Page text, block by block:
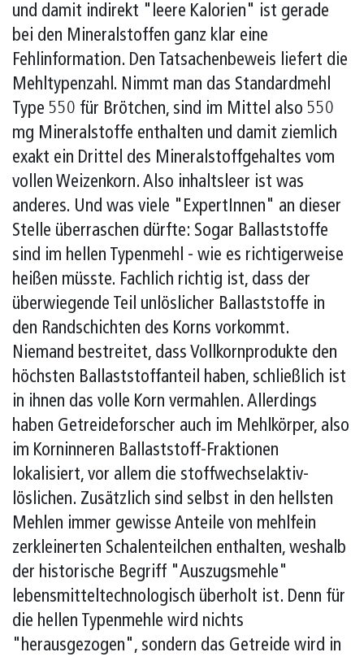
und damit indirekt "leere Kalorien" ist gerade
bei den Mineralstoffen ganz klar eine
Fehlinformation. Den Tatsachenbeweis liefert die
Mehltypenzahl. Nimmt man das Standardmehl
Type 550 für Brötchen, sind im Mittel also 550
mg Mineralstoffe enthalten und damit ziemlich
exakt ein Drittel des Mineralstoffgehaltes vom
vollen Weizenkorn. Also inhaltsleer ist was
anderes. Und was viele "ExpertInnen" an dieser
Stelle überraschen dürfte: Sogar Ballaststoffe
sind im hellen Typenmehl - wie es richtigerweise
heißen müsste. Fachlich richtig ist, dass der
überwiegende Teil unlöslicher Ballaststoffe in
den Randschichten des Korns vorkommt.
Niemand bestreitet, dass Vollkornprodukte den
höchsten Ballaststoffanteil haben, schließlich ist
in ihnen das volle Korn vermahlen. Allerdings
haben Getreideforscher auch im Mehlkörper, also
im Korninneren Ballaststoff-Fraktionen
lokalisiert, vor allem die stoffwechselaktiv-
löslichen. Zusätzlich sind selbst in den hellsten
Mehlen immer gewisse Anteile von mehlfein
zerkleinerten Schalenteilchen enthalten, weshalb
der historische Begriff "Auszugsmehle"
lebensmitteltechnologisch überholt ist. Denn für
die hellen Typenmehle wird nichts
"herausgezogen", sondern das Getreide wird in